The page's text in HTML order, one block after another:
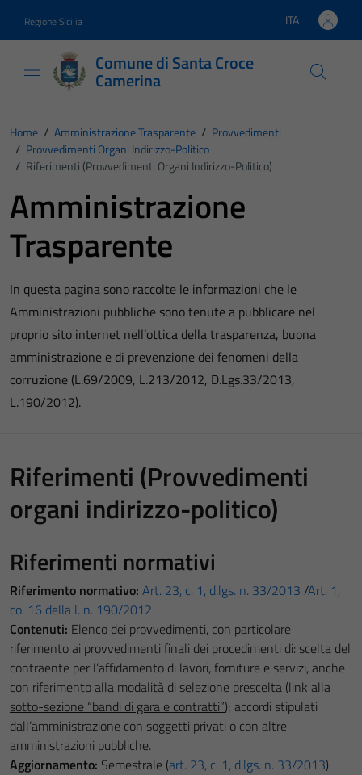
Regione Sicilia Lingua attiva:
ITA
Comune di Santa Croce
Camerina
Home / Amministrazione Trasparente / Provvedimenti
/ Provvedimenti Organi Indirizzo-Politico
/ Riferimenti (Provvedimenti Organi Indirizzo-Politico)
Amministrazione
Trasparente
In questa pagina sono raccolte le informazioni che le
Amministrazioni pubbliche sono tenute a pubblicare nel
proprio sito internet nell’ottica della trasparenza, buona
amministrazione e di prevenzione dei fenomeni della
corruzione (L.69/2009, L.213/2012, D.Lgs.33/2013,
L.190/2012).
Riferimenti (Provvedimenti
organi indirizzo-politico)
Riferimenti normativi
Riferimento normativo: Art. 23, c. 1, d.lgs. n. 33/2013 /Art. 1,
co. 16 della l. n. 190/2012
Contenuti: Elenco dei provvedimenti, con particolare
riferimento ai provvedimenti finali dei procedimenti di: scelta del
contraente per l’affidamento di lavori, forniture e servizi, anche
con riferimento alla modalità di selezione prescelta (link alla
sotto-sezione “bandi di gara e contratti”); accordi stipulati
dall’amministrazione con soggetti privati o con altre
amministrazioni pubbliche.
Aggiornamento: Semestrale (art. 23, c. 1, d.lgs. n. 33/2013)